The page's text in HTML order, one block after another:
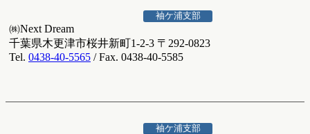
袖ケ浦支部
㈱Next Dream
千葉県木更津市桜井新町1-2-3 〒292-0823
Tel. 0438-40-5565 / Fax. 0438-40-5585
袖ケ浦支部